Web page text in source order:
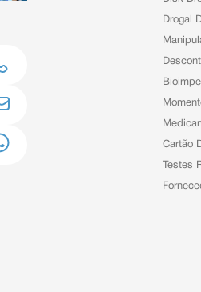
Drogal
Cartão
Testes